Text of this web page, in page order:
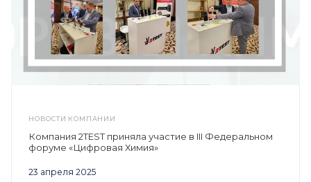
НОВОСТИ КОМПАНИИ
23 апреля 2025
Компания 2TEST приняла участие в III Федеральном
форуме «Цифровая Химия»